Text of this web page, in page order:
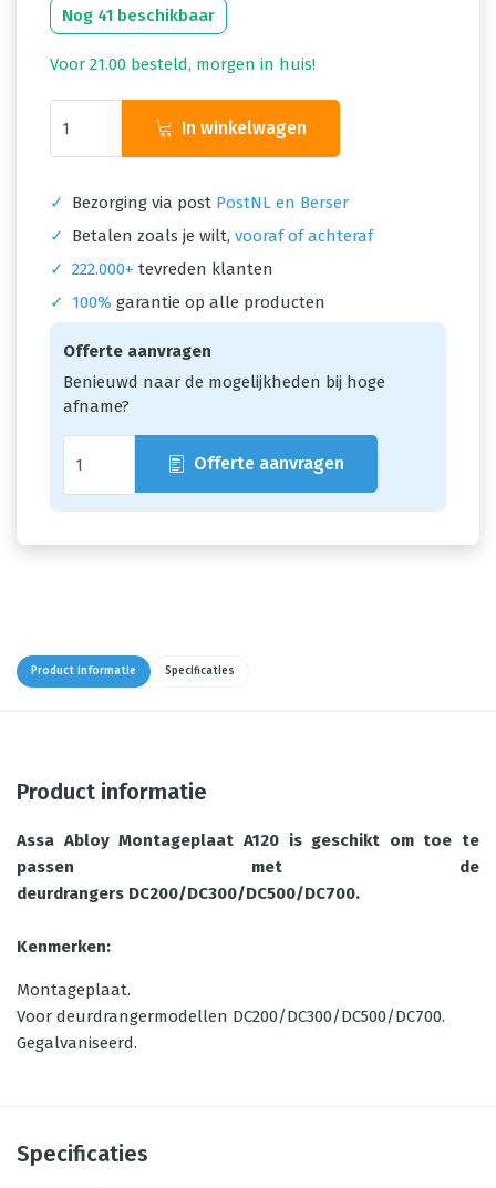
Nog 41 beschikbaar
Voor 21.00 besteld, morgen in huis!
In winkelwagen
✓ Bezorging via post PostNL en Berser
✓
Betalen zoals je wilt, vooraf of achteraf
✓ 222.000+ tevreden klanten
✓
100% garantie op alle producten
Offerte aanvragen
Benieuwd naar de mogelijkheden bij hoge
afname?
Offerte aanvragen
Product informatie Specificaties
Product informatie
Assa Abloy Montageplaat A120 is geschikt om toe te
passen met de
deurdrangers DC200/DC300/DC500/DC700.
Kenmerken:
Montageplaat.
Voor deurdrangermodellen DC200/DC300/DC500/DC700.
Gegalvaniseerd.
Specificaties